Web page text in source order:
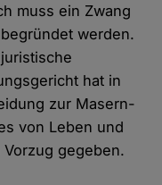
muss ein Zwang
werden.
hat in
zur Masern-
von Leben und
gegeben.